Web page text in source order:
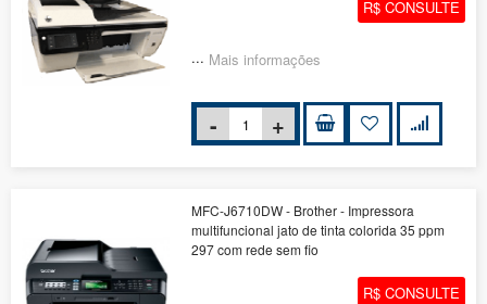
R$ CONSULTE
... Mais informações
MFC-J6710DW - Brother - Impressora
multifuncional jato de tinta colorida 35 ppm
297 com rede sem fio
R$ CONSULTE